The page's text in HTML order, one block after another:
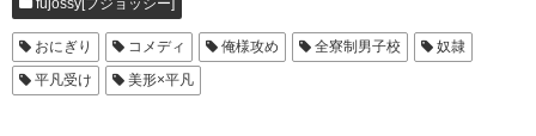
おにぎり コメディ 俺様攻め 全寮制男子校
奴隷
平凡受け
美形×平凡